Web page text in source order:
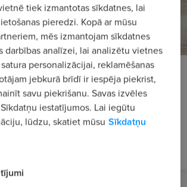
izveidot CV tiešsaistē
ir viens no svarīgākajiem elementiem
procesā. Iepazīstoties ar Tavu CV, darba
iegūt informāciju par Tavu līdzšinējo
arī nedaudz iepazīt Tevi kā
tiek izmantotas sīkdatnes, lai
pieredzi. Kopā ar mūsu
mēs izmantojam sīkdatnes
darbības analīzei, lai analizētu vietnes
personalizācijai, reklamēšanas
jebkurā brīdī ir iespēja piekrist,
savu piekrišanu. Savas izvēles
iestatījumos. Lai iegūtu
lūdzu, skatiet mūsu Sīkdatņu